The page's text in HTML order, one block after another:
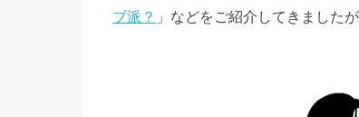
ブ派？ 」などをご紹介してきました